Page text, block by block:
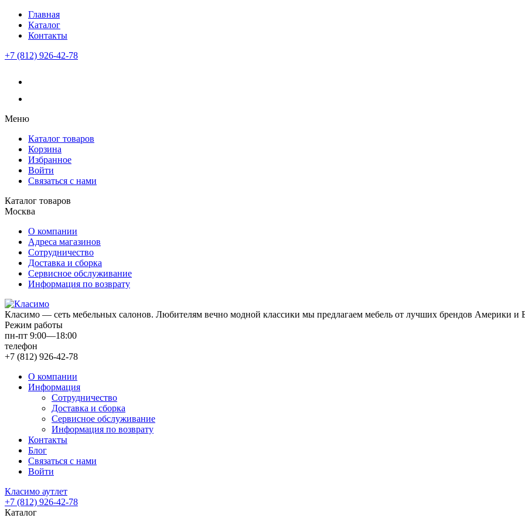
Главная
Каталог
Контакты
+7 (812) 926-42-78
Меню
Каталог товаров
Корзина
Избранное
Войти
Связаться с нами
Каталог товаров
Москва
О компании
Адреса магазинов
Сотрудничество
Доставка и сборка
Сервисное обслуживание
Информация по возврату
Класимо — cеть мебельных салонов. Любителям вечно модной классики мы предлагаем мебель от лучших брендов Америки и
Режим работы
пн-пт 9:00—18:00
телефон
+7 (812) 926-42-78
О компании
Информация
Сотрудничество
Доставка и сборка
Сервисное обслуживание
Информация по возврату
Контакты
Блог
Связаться с нами
Войти
Класимо аутлет
+7 (812) 926-42-78
Каталог